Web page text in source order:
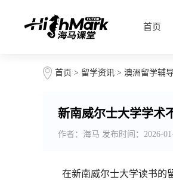
首页
首页 > 留学资讯 > 澳洲留学辅
新南威尔士大学学术
作者：海马 发布时间：2026-
在新南威尔士大学读书的留